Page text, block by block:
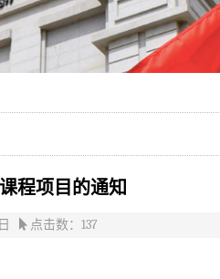
程项目的通知
点击数： 137